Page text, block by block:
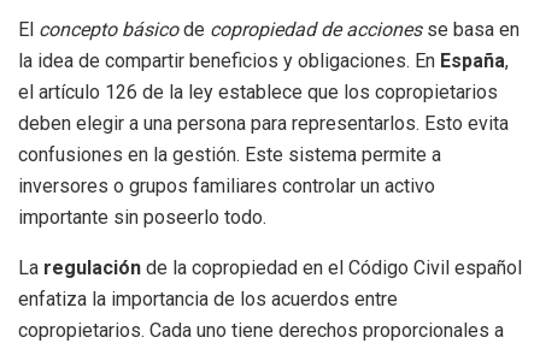
El concepto básicode copropiedad de accionesse basa en
la idea de compartir beneficios y obligaciones. En España,
el artículo 126 de la ley establece que los copropietarios
deben elegir a una persona para representarlos. Esto evita
confusiones en la gestión. Este sistema permite a
inversores o grupos familiares controlar un activo
importante sin poseerlo todo.
La regulación de la copropiedad en el Código Civil español
enfatiza la importancia de los acuerdos entre
copropietarios. Cada uno tiene derechos proporcionales a